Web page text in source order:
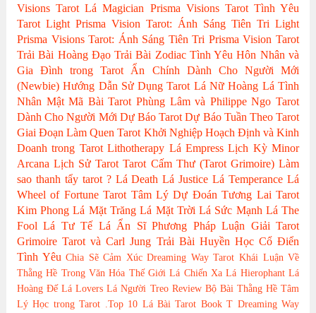
Visions Tarot Lá Magician Prisma Visions Tarot Tình Yêu
Tarot Light Prisma Vision Tarot: Ánh Sáng Tiên Tri Light
Prisma Visions Tarot: Ánh Sáng Tiên Tri Prisma Vision Tarot
Trải Bài Hoàng Đạo Trải Bài Zodiac Tình Yêu Hôn Nhân và
Gia Đình trong Tarot
Ẩn Chính
Dành Cho Người Mới
(Newbie) Hướng Dẫn Sử Dụng Tarot Lá Nữ Hoàng Lá Tình
Nhân Mật Mã Bài Tarot Phùng Lâm và Philippe Ngo Tarot
Dành Cho Người Mới Dự Báo Tarot Dự Báo Tuần Theo Tarot
Giai Đoạn Làm Quen Tarot Khởi Nghiệp Hoạch Định và Kinh
Doanh trong Tarot Lithotherapy Lá Empress Lịch Kỳ Minor
Arcana Lịch Sử Tarot Tarot Cấm Thư (Tarot Grimoire) Làm
sao thanh tẩy tarot ? Lá Death Lá Justice Lá Temperance Lá
Wheel of Fortune Tarot Tâm Lý Dự Đoán Tương Lai Tarot
Kim Phong Lá Mặt Trăng Lá Mặt Trời Lá Sức Mạnh Lá The
Fool Lá Tư Tế Lá Ẩn Sĩ Phương Pháp Luận Giải Tarot
Grimoire Tarot và Carl Jung Trải Bài Huyền Học Cổ Điển
Tình Yêu Chia Sẽ Cảm Xúc Dreaming Way Tarot Khái Luận Về
Thằng Hề Trong Văn Hóa Thế Giới Lá Chiến Xa Lá Hierophant Lá
Hoàng Đế Lá Lovers Lá Người Treo Review Bộ Bài Thằng Hề Tâm
Lý Học trong Tarot
.Top 10 Lá Bài Tarot Book T Dreaming Way